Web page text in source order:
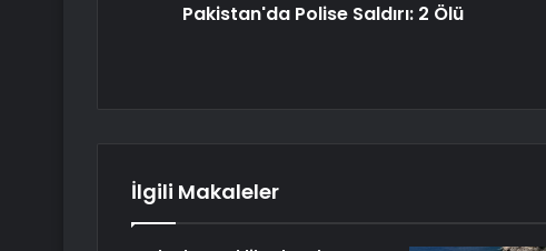
Pakistan'da Polise Saldırı: 2 Ölü
İlgili Makaleler